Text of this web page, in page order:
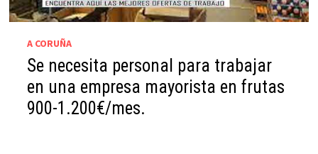
A CORUÑA
Se necesita personal para trabajar
en una empresa mayorista en frutas
900-1.200€/mes.